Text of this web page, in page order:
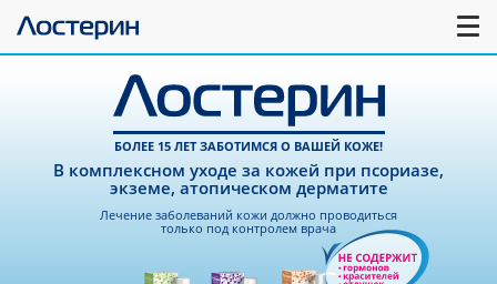
БОЛЕЕ 15 ЛЕТ ЗАБОТИМСЯ О ВАШЕЙ КОЖЕ!
В комплексном уходе за кожей при псориазе,
экземе, атопическом дерматите
Лечение заболеваний кожи должно проводиться
только под контролем врача